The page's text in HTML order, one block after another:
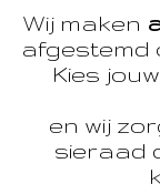
Wij maken
afgestemd
Kies
en wij
sieraad